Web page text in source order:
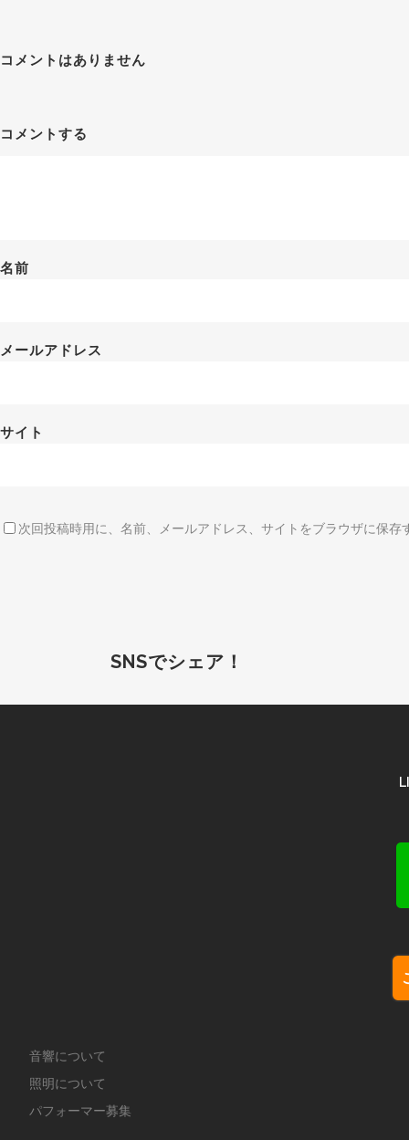
コメントはありません
コメントする
名前
メールアドレス
サイト
次回投稿時用に、名前、メールアドレス、サイトをブラウザに保存
SNSでシェア！
音響について
照明について
パフォーマー募集